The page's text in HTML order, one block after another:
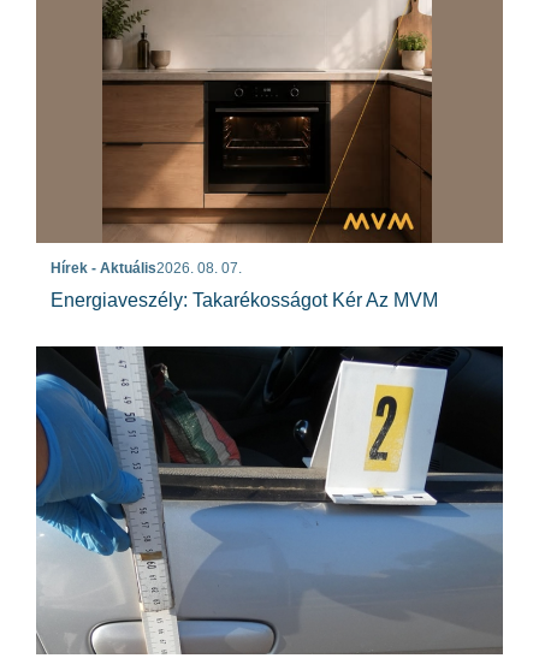
Hírek - Aktuális2026. 08. 07.
Energiaveszély: Takarékosságot Kér Az MVM